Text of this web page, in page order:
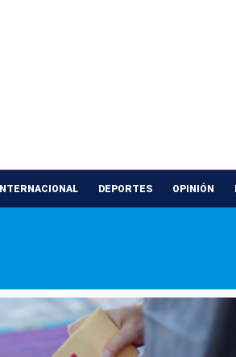
INTERNACIONAL DEPORTES OPINIÓN